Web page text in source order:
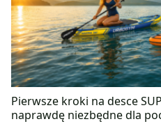
Pierwsze kroki na desce
naprawdę niezbędne dla